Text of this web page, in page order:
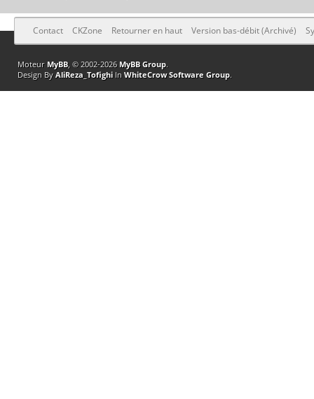
Contact CKZone Retourner en haut Version bas-débit (Archivé)
Moteur MyBB, © 2002-2026 MyBB Group.
Design By AliReza_TofighiIn WhiteCrow Software Group.